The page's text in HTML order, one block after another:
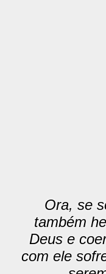
Ora, se
também
Deus e
com ele